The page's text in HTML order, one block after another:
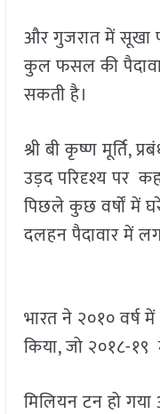
और गुजरात में सूखा
कुल फसल की
सकती है।
श्री बी कृष्ण मूर्ति,
उड़द परिदृश्य पर
पिछले कुछ वर्षों में
दलहन पैदावार में
भारत ने २०१० वर्ष
किया, जो २०१८-
मिलियन टन हो